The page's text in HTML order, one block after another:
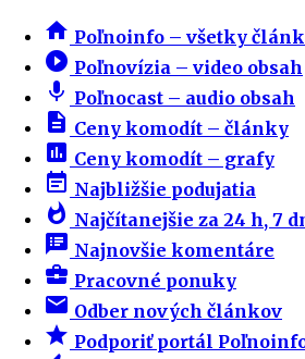
home Poľnoinfo – všetky
play_circle_filled Poľnovízia – video obsah
mic Poľnocast – audio obsah
description Ceny komodít – články
insert_chart Ceny komodít – grafy
event_note Najbližšie podujatia
whatshot Najčítanejšie za 24 h, 7
speaker_notes Najnovšie komentáre
business_center Pracovné ponuky
email Odber nových článkov
star Podporiť portál